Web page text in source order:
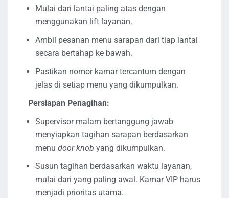
Mulai dari lantai paling atas dengan
menggunakan lift layanan.
Ambil pesanan menu sarapan dari tiap lantai
secara bertahap ke bawah.
Pastikan nomor kamar tercantum dengan
jelas di setiap menu yang dikumpulkan.
Persiapan Penagihan:
Supervisor malam bertanggung jawab
menyiapkan tagihan sarapan berdasarkan
menu door knob yang dikumpulkan.
Susun tagihan berdasarkan waktu layanan,
mulai dari yang paling awal. Kamar VIP harus
menjadi prioritas utama.